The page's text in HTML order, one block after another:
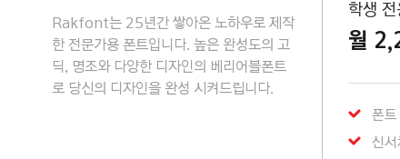
Rakfont는 25년간 쌓아온 노하우로 제작
한 전문가용 폰트입니다. 높은 완성도의 고
딕, 명조와 다양한 디자인의 베리어블폰트
로 당신의 디자인을 완성 시켜드립니다.
학생
월
폰
신